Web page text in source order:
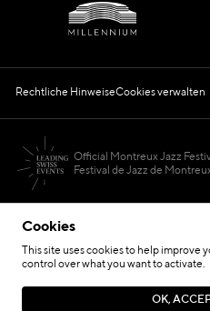
Cookies
This site uses cookies to help improve
control over what you want to activate.
OK,
Rechtliche HinweiseCookies verwalten
Official Montreux Jazz
Festival de Jazz de
Hosted by